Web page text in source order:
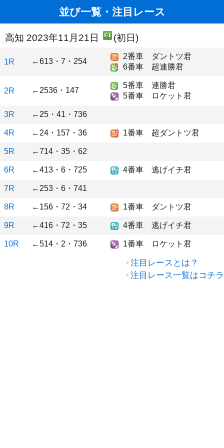
並び一覧・注目レース
高知 2023年11月21日 (初日)
1R ←613・7・254
2番車 ダントツ君
6番車 超連勝君
2R ←2536・147
5番車 連勝君
5番車 ロケット君
3R ←25・41・736
4R ←24・157・36 1番車 超ダントツ君
5R ←714・35・62
6R ←413・6・725 4番車 逃げイチ君
7R ←253・6・741
8R ←156・72・34 1番車 ダントツ君
9R ←416・72・35 4番車 逃げイチ君
10R ←514・2・736 1番車 ロケット君
注目レースとは？
注目レース一覧はコチラ